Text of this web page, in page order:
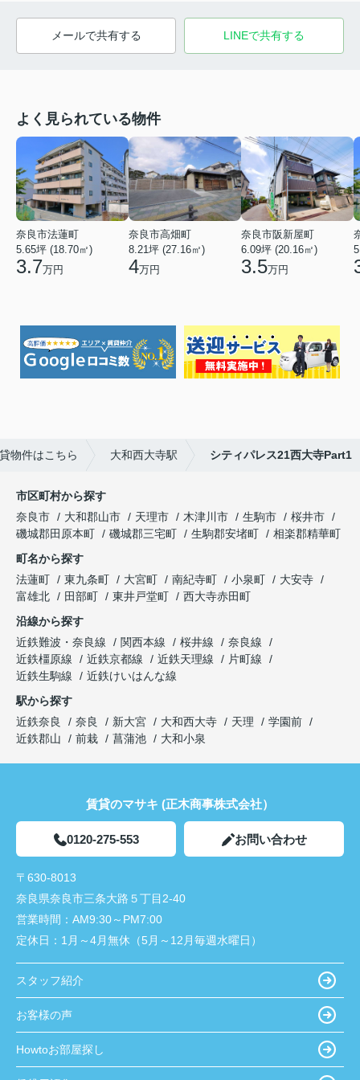
メールで共有する LINEで共有する
よく見られている物件
奈良市法蓮町
5.65坪 (18.70㎡)
3.7万円
奈良市高畑町
8.21坪 (27.16㎡)
4万円
奈良市阪新屋町
6.09坪 (20.16㎡)
3.5万円
物件はこちら 大和西大寺駅 シティパレス21西大寺Part1
市区町村から探す
奈良市
大和郡山市 天理市 木津川市 生駒市
桜井市
磯城郡田原本町
磯城郡三宅町 生駒郡安堵町
相楽郡精華町
町名から探す
法蓮町
東九条町 大宮町 南紀寺町 小泉町
大安寺
富雄北
田部町 東井戸堂町
西大寺赤田町
沿線から探す
近鉄難波・奈良線
関西本線 桜井線
奈良線
近鉄橿原線
近鉄京都線 近鉄天理線
片町線
近鉄生駒線
近鉄けいはんな線
駅から探す
近鉄奈良
奈良 新大宮 大和西大寺 天理
学園前
近鉄郡山
前栽 菖蒲池 大和小泉
賃貸のマサキ (正木商事株式会社）
0120-275-553 お問い合わせ
〒630-8013
奈良県奈良市三条大路５丁目2-40
営業時間： AM9:30～PM7:00
定休日： 1月～4月無休（5月～12月毎週水曜日）
スタッフ紹介
お客様の声
Howtoお部屋探し